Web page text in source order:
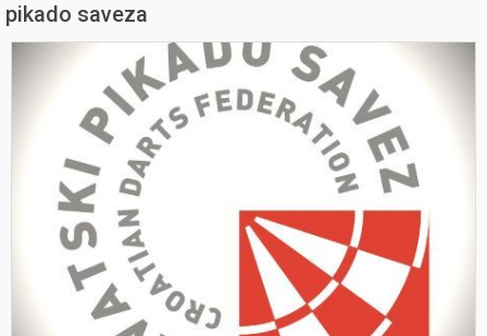
pikado saveza